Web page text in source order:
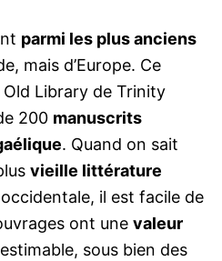
parmi les plus anciens
mais d’Europe. Ce
Library de Trinity
200 manuscrits
. Quand on sait
vieille littérature
il est facile de
ont une valeur
sous bien des